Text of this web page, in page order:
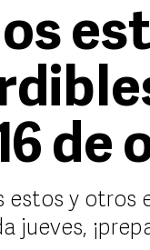
de
estos y otros
jueves,